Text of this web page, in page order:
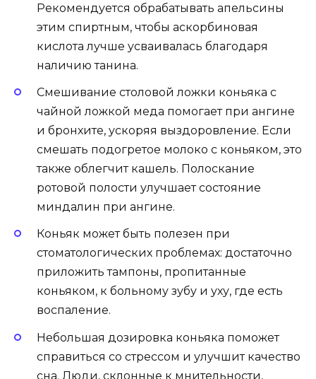
Рекомендуется обрабатывать апельсины
этим спиртным, чтобы аскорбиновая
кислота лучше усваивалась благодаря
наличию танина.
Смешивание столовой ложки коньяка с
чайной ложкой меда помогает при ангине
и бронхите, ускоряя выздоровление. Если
смешать подогретое молоко с коньяком, это
также облегчит кашель. Полоскание
ротовой полости улучшает состояние
миндалин при ангине.
Коньяк может быть полезен при
стоматологических проблемах: достаточно
приложить тампоны, пропитанные
коньяком, к больному зубу и уху, где есть
воспаление.
Небольшая дозировка коньяка поможет
справиться со стрессом и улучшит качество
сна. Люди, склонные к мнительности,